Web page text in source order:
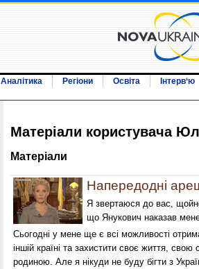
Аналітика Регіони Освіта Інтерв‘ю
Матерiали користувача
Матерiали
Напередодні
Я звертаюся до вас,
що Янукович наказав
Сьогодні у мене ще є всі можливості
іншій країні та захистити своє життя,
родиною. Але я нікуди не буду бігти з